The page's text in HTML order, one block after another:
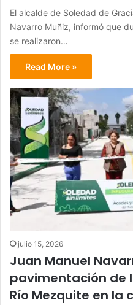
El alcalde de Soledad de
Navarro Muñiz, informó que
se realizaron…
Read More »
julio 15, 2026
Juan Manuel
pavimentación de
Río Mezquite en la